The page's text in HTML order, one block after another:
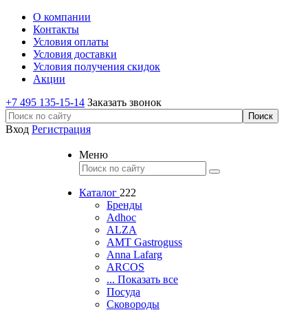
О компании
Контакты
Условия оплаты
Условия доставки
Условия получения скидок
Акции
+7 495 135-15-14 Заказать звонок
Вход Регистрация
Меню
Каталог 222
Бренды
Adhoc
ALZA
AMT Gastroguss
Anna Lafarg
ARCOS
... Показать все
Посуда
Сковороды